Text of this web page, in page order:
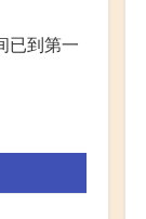
已到第一